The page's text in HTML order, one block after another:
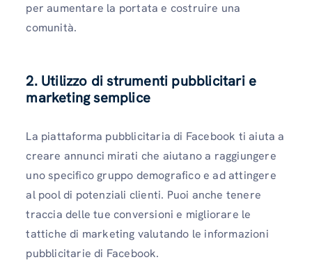
per aumentare la portata e costruire una
comunità.
2. Utilizzo di strumenti pubblicitari e
marketing semplice
La piattaforma pubblicitaria di Facebook ti aiuta a
creare annunci mirati che aiutano a raggiungere
uno specifico gruppo demografico e ad attingere
al pool di potenziali clienti. Puoi anche tenere
traccia delle tue conversioni e migliorare le
tattiche di marketing valutando le informazioni
pubblicitarie di Facebook.